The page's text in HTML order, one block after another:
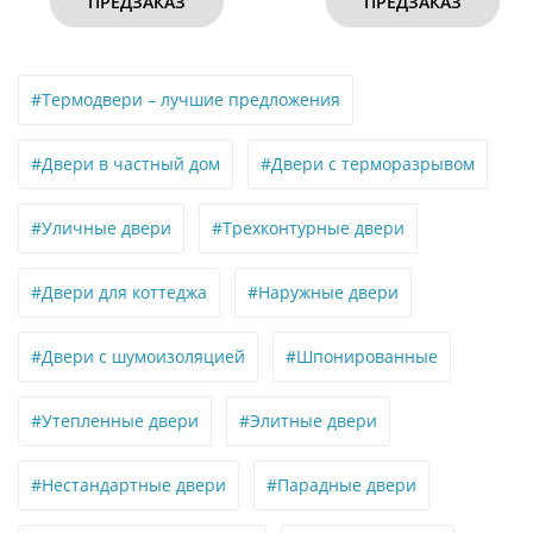
#Термодвери – лучшие предложения
#Двери в частный дом #Двери с терморазрывом
#Уличные двери #Трехконтурные двери
#Двери для коттеджа #Наружные двери
#Двери с шумоизоляцией #Шпонированные
#Утепленные двери #Элитные двери
#Нестандартные двери #Парадные двери